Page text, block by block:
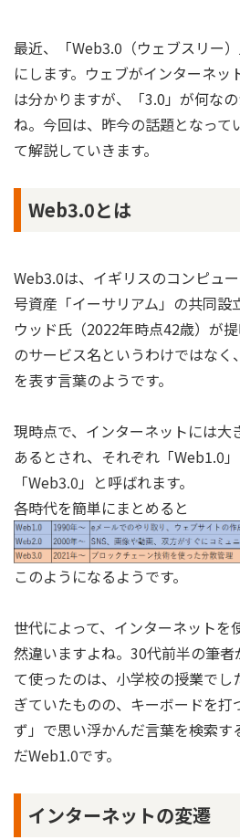
最近、「Web3.0（ウェブスリー
にします。ウェブがインターネッ
は分かりますが、「3.0」が何な
ね。今回は、昨今の話題となって
て解説していきます。
Web3.0とは
Web3.0は、イギリスのコンピュ
号資産「イーサリアム」の共同設
ウッド氏（2022年時点42歳）が
のサービス名というわけではな
を表す言葉のようです。
現時点で、インターネットには大
あるとされ、それぞれ「Web1.0」
「Web3.0」と呼ばれます。
各時代を簡単にまとめると
このようになるようです。
世代によって、インターネットを
然違いますよね。30代前半の筆
て使ったのは、小学校の授業でし
ぎていたものの、キーボードを打
ず」で思い浮かんだ言葉を検索す
だWeb1.0です。
インターネットの変遷